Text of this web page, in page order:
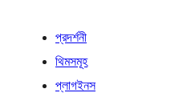
প্রদর্শনী
থিমসমূহ
প্লাগইনস